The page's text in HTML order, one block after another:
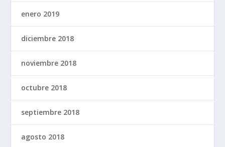
enero 2019
diciembre 2018
noviembre 2018
octubre 2018
septiembre 2018
agosto 2018